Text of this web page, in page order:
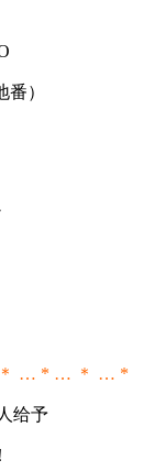
）
… * … ＊ … *
给予